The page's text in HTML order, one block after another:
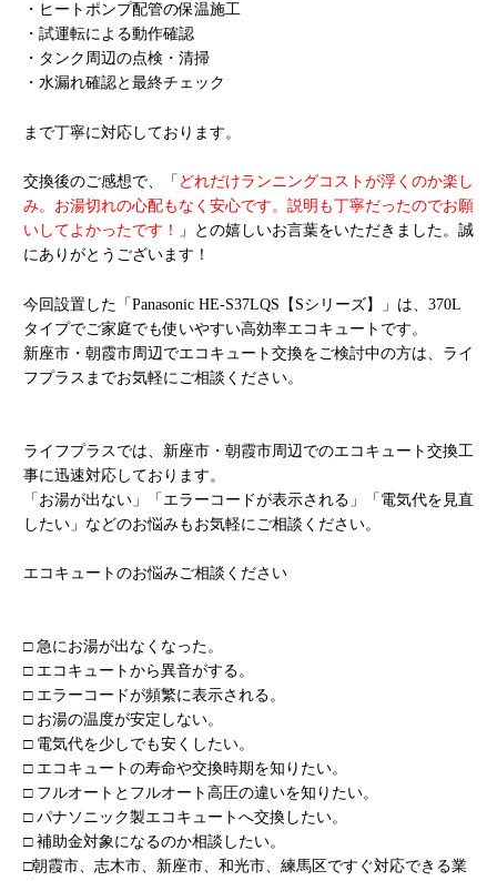
・ヒートポンプ配管の保温施工
・試運転による動作確認
・タンク周辺の点検・清掃
・水漏れ確認と最終チェック
まで丁寧に対応しております。
交換後のご感想で、 「 どれだけランニングコストが浮くのか楽し
み。お湯切れの心配もなく安心です。説明も丁寧だったのでお願
いしてよかったです！
」との嬉しいお言葉をいただきました。誠
にありがとうございます！
今回設置した「Panasonic HE-S37LQS【Sシリーズ】」は、370L
タイプでご家庭でも使いやすい高効率エコキュートです。
新座市・朝霞市周辺でエコキュート交換をご検討中の方は、ライ
フプラスまでお気軽にご相談ください。
ライフプラスでは、新座市・朝霞市周辺でのエコキュート交換工
事に迅速対応しております。
「お湯が出ない」「エラーコードが表示される」「電気代を見直
したい」などのお悩みもお気軽にご相談ください。
エコキュートのお悩みご相談ください
□ 急にお湯が出なくなった。
□ エコキュートから異音がする。
□ エラーコードが頻繁に表示される。
□ お湯の温度が安定しない。
□ 電気代を少しでも安くしたい。
□ エコキュートの寿命や交換時期を知りたい。
□ フルオートとフルオート高圧の違いを知りたい。
□ パナソニック製エコキュートへ交換したい。
□ 補助金対象になるのか相談したい。
□朝霞市、志木市、新座市、和光市、練馬区ですぐ対応できる業